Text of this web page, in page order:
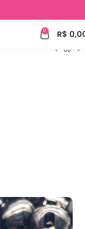
0 R$